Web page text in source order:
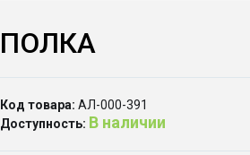
ПОЛКА
Код товара: АЛ-000-391
Доступность: В наличии